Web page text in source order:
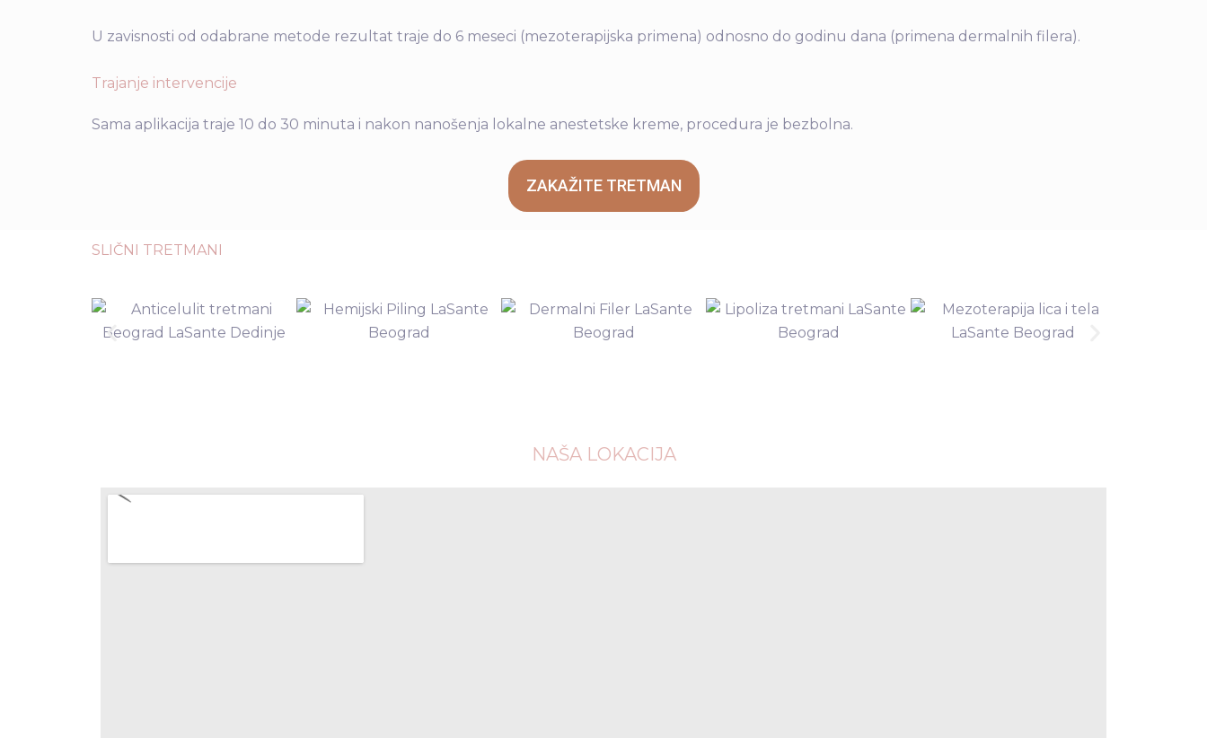
U zavisnosti od odabrane metode rezultat traje do 6 meseci (mezoterapijska primena) odnosno do godinu dana (primena dermalnih filera).
Trajanje intervencije
Sama aplikacija traje 10 do 30 minuta i nakon nanošenja lokalne anestetske kreme, procedura je bezbolna.
ZAKAŽITE TRETMAN
SLIČNI TRETMANI
NAŠA LOKACIJA